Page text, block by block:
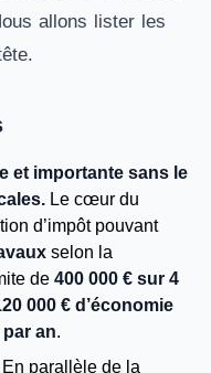
allons lister les
et importante sans le
Le cœur du
d’impôt pouvant
selon la
de 400 000 € sur 4
000 € d’économie
par an.
En parallèle de la